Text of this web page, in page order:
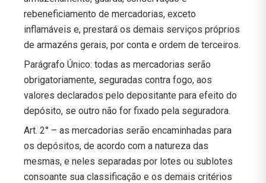
rebeneficiamento de mercadorias, exceto
inflamáveis e, prestará os demais serviços próprios
de armazéns gerais, por conta e ordem de terceiros.
Parágrafo Único: todas as mercadorias serão
obrigatoriamente, seguradas contra fogo, aos
valores declarados pelo depositante para efeito do
depósito, se outro não for fixado pela seguradora.
Art. 2° – as mercadorias serão encaminhadas para
os depósitos, de acordo com a natureza das
mesmas, e neles separadas por lotes ou sublotes
consoante sua classificação e os demais critérios